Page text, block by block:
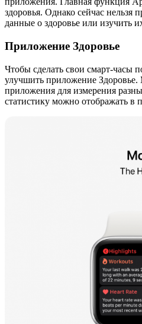
здоровья. Однако сейчас нельзя
данные о здоровье или изучить
Приложение Здоровье
Чтобы сделать свои смарт-часы
улучшить приложение
приложения для измерения
статистику можно отображать в